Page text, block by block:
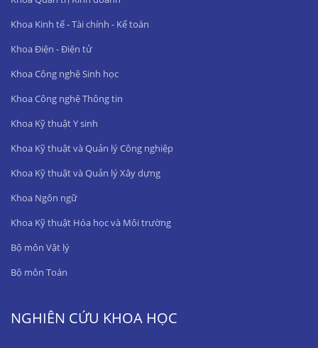
Khoa Kinh tế - Tài chính - Kế toán
Khoa Điện - Điện tử
Khoa Công nghệ Sinh học
Khoa Công nghệ Thông tin
Khoa Kỹ thuật Y sinh
Khoa Kỹ thuật và Quản lý Công nghiệp
Khoa Kỹ thuật và Quản lý Xây dựng
Khoa Ngôn ngữ
Khoa Kỹ thuật Hóa học và Môi trường
Bộ môn Vật lý
Bộ môn Toán
NGHIÊN CỨU KHOA HỌC